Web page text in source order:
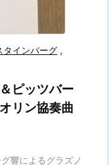
タインバーグ ,
ピッツバー
リン協奏曲
響によるグラズノ